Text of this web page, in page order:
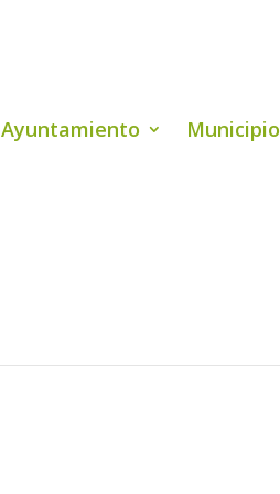
Ayuntamiento Municipio